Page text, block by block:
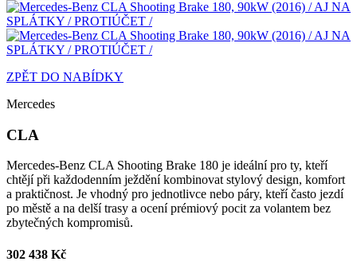
ZPĚT DO NABÍDKY
Mercedes
CLA
Mercedes-Benz CLA Shooting Brake 180 je ideální pro ty, kteří
chtějí při každodenním ježdění kombinovat stylový design, komfort
a praktičnost. Je vhodný pro jednotlivce nebo páry, kteří často jezdí
po městě a na delší trasy a ocení prémiový pocit za volantem bez
zbytečných kompromisů.
302 438 Kč